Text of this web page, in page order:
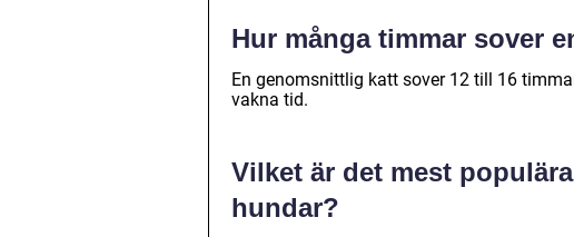
Hur många timmar sover
En genomsnittlig katt sover 12 till 16
vakna tid.
Vilket är det mest
hundar?